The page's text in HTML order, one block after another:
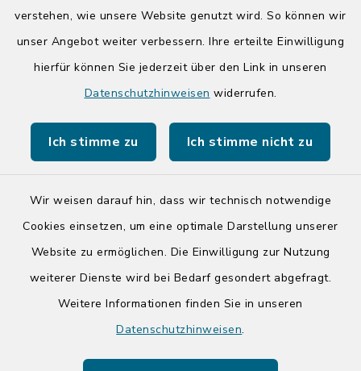
verstehen, wie unsere Website genutzt wird. So können wir
unser Angebot weiter verbessern. Ihre erteilte Einwilligung
hierfür können Sie jederzeit über den Link in unseren
Datenschutzhinweisen widerrufen.
Ich stimme zu Ich stimme nicht zu
Wir weisen darauf hin, dass wir technisch notwendige
Cookies einsetzen, um eine optimale Darstellung unserer
Website zu ermöglichen. Die Einwilligung zur Nutzung
weiterer Dienste wird bei Bedarf gesondert abgefragt.
Weitere Informationen finden Sie in unseren
Datenschutzhinweisen.
14:00-17:00 Uhr
Quicklinks
Tourist-Info der Stadt Bad Segeberg
Barrierefreiheit